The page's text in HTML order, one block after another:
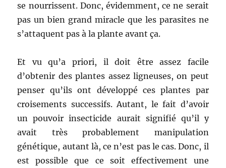
se nourrissent. Donc, évidemment, ce ne serait
pas un bien grand miracle que les parasites ne
s’attaquent pas à la plante avant ça.
Et vu qu’a priori, il doit être assez facile
d’obtenir des plantes assez ligneuses, on peut
penser qu’ils ont développé ces plantes par
croisements successifs. Autant, le fait d’avoir
un pouvoir insecticide aurait signifié qu’il y
avait très probablement manipulation
génétique, autant là, ce n’est pas le cas. Donc, il
est possible que ce soit effectivement une